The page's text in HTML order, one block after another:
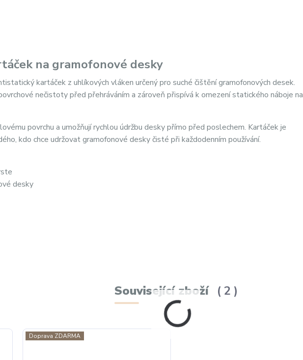
na gramofonové desky
kartáček z uhlíkových vláken určený pro suché čištění gramofonových desek.
nečistoty před přehráváním a zároveň přispívá k omezení statického náboje na
povrchu a umožňují rychlou údržbu desky přímo před poslechem. Kartáček je
kdo chce udržovat gramofonové desky čisté při každodenním používání.
desky
Související zboží 2
Doprava ZDARMA